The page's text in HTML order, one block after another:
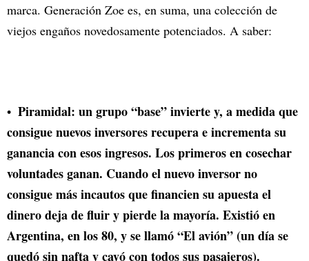
marca. Generación Zoe es, en suma, una colección de
viejos engaños novedosamente potenciados. A saber:
Piramidal: un grupo “base” invierte y, a medida que
consigue nuevos inversores recupera e incrementa su
ganancia con esos ingresos. Los primeros en cosechar
voluntades ganan. Cuando el nuevo inversor no
consigue más incautos que financien su apuesta el
dinero deja de fluir y pierde la mayoría. Existió en
Argentina, en los 80, y se llamó “El avión” (un día se
quedó sin nafta y cayó con todos sus pasajeros).